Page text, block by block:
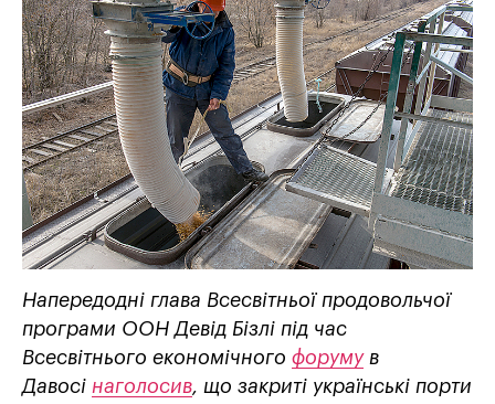
Напередодні глава Всесвітньої продовольчої
програми ООН Девід Бізлі під час
Всесвітнього економічного форумув
Давосі наголосив, що закриті українські порти